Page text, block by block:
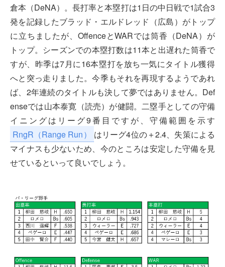
倉本（DeNA）。長打率と本塁打は1日の中日戦で1試合3
発を記録したブラッド・エルドレッド（広島）がトップ
に立ちましたが、OffenceとWARでは筒香（DeNA）が
トップ。シーズンでの本塁打数は11本と出遅れた筒香で
すが、昨季は7月に16本塁打を放ち一気にタイトル獲得
へと突っ走りました。今季もそれを再現するようであれ
ば、2年連続のタイトルも決して夢ではありません。Def
enseでは山本泰寛（読売）が健闘。二塁手としての守備
イニングはリーグ9番目ですが、守備範囲を示す
RngR（Range Run）
はリーグ4位の＋2.4、失策による
マイナスも少ないため、今のところは安定した守備を見
せているといって良いでしょう。